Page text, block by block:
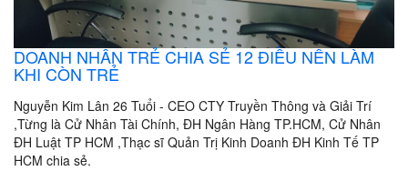
DOANH NHÂN TRẺ CHIA SẺ 12 ĐIỀU NÊN LÀM
KHI CÒN TRẺ
Nguyễn Kim Lân 26 Tuổi - CEO CTY Truyền Thông và Giải Trí
,Từng là Cử Nhân Tài Chính, ĐH Ngân Hàng TP.HCM, Cử Nhân
ĐH Luật TP HCM ,Thạc sĩ Quản Trị Kinh Doanh ĐH Kinh Tế TP
HCM chia sẻ.